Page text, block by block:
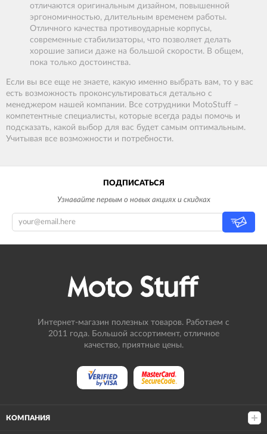
отличаются оригинальным дизайном, повышенной
эргономичностью, длительным временем работы.
Отличного качества противоударные корпусы,
современные стабилизаторы, что позволяет делать
хорошие записи даже на большой скорости. В общем,
пока только достоинства.
Если вы все еще не знаете, какую именно выбрать вам, то у вас
есть возможность проконсультироваться детально с
менеджером нашей компании. Все сотрудники MotoStuff –
компетентные специалисты, которые всегда рады помочь и
подсказать, какой выбор для вас будет самым оптимальным.
Учитывая все возможности и потребности.
ПОДПИСАТЬСЯ
Узнавайте первым о новых акциях и скидках
Интернет-магазин полезных товаров. Работаем с
2011 года. Большой ассортимент, отличное
качество, приятные цены.
КОМПАНИЯ